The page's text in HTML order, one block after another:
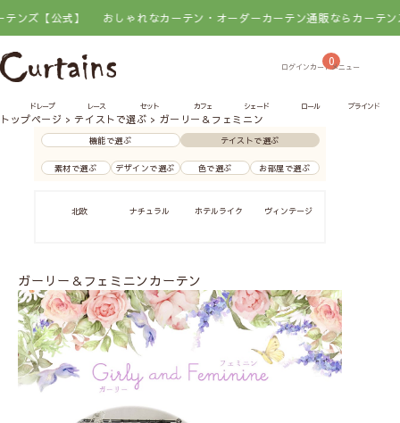
おしゃれなカーテン・オーダーカーテン通販ならカーテンズ【公式】
0
ドレープ レース セット カフェ シェード ロール ブラインド
トップページ テイストで選ぶ ガーリー＆フェミニン
機能で選ぶ テイストで選ぶ
素材で選ぶ デザインで選ぶ 色で選ぶ お部屋で選ぶ
北欧 ナチュラル ホテルライク ヴィンテージ
ガーリー＆フェミニンカーテン